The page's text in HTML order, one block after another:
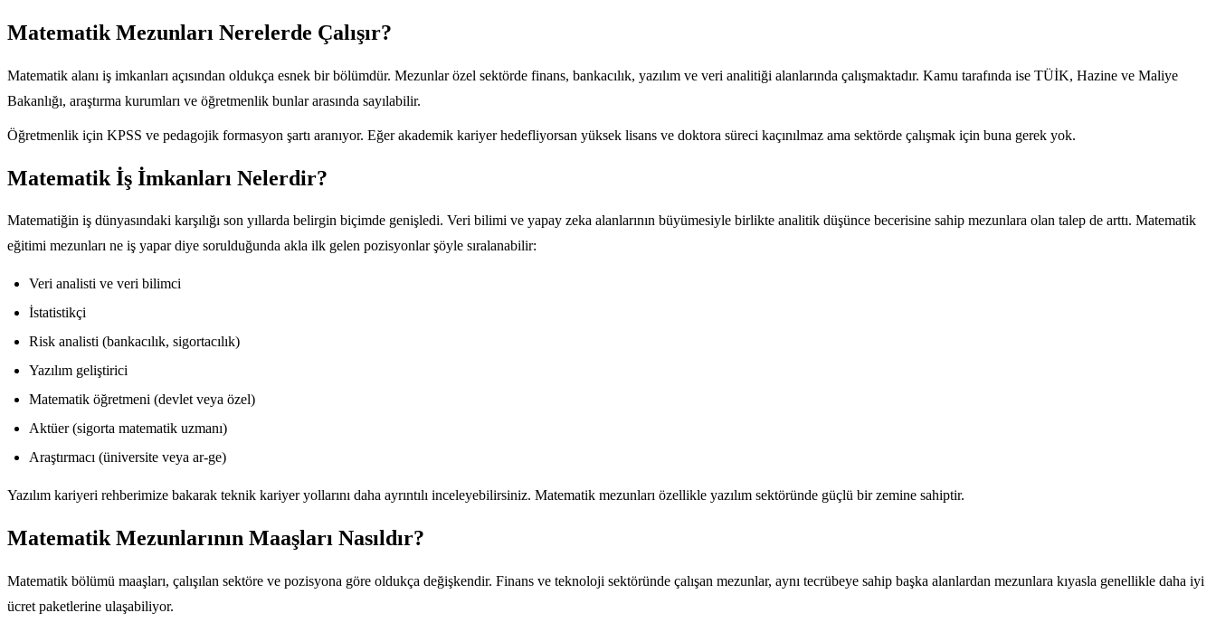
Matematik Mezunları Nerelerde Çalışır?
Matematik alanı iş imkanları açısından oldukça esnek bir bölümdür. Mezunlar özel sektörde finans, bankacılık, yazılım ve veri analitiği alanlarında çalışmaktadır. Kamu tarafında ise TÜİK, Hazine ve Maliye
Bakanlığı, araştırma kurumları ve öğretmenlik bunlar arasında sayılabilir.
Öğretmenlik için KPSS ve pedagojik formasyon şartı aranıyor. Eğer akademik kariyer hedefliyorsan yüksek lisans ve doktora süreci kaçınılmaz ama sektörde çalışmak için buna gerek yok.
Matematik İş İmkanları Nelerdir?
Matematiğin iş dünyasındaki karşılığı son yıllarda belirgin biçimde genişledi. Veri bilimi ve yapay zeka alanlarının büyümesiyle birlikte analitik düşünce becerisine sahip mezunlara olan talep de arttı. Matematik
eğitimi mezunları ne iş yapar diye sorulduğunda akla ilk gelen pozisyonlar şöyle sıralanabilir:
Veri analisti ve veri bilimci
İstatistikçi
Risk analisti (bankacılık, sigortacılık)
Yazılım geliştirici
Matematik öğretmeni (devlet veya özel)
Aktüer (sigorta matematik uzmanı)
Araştırmacı (üniversite veya ar-ge)
Yazılım kariyeri rehberimize bakarak teknik kariyer yollarını daha ayrıntılı inceleyebilirsiniz. Matematik mezunları özellikle yazılım sektöründe güçlü bir zemine sahiptir.
Matematik Mezunlarının Maaşları Nasıldır?
Matematik bölümü maaşları, çalışılan sektöre ve pozisyona göre oldukça değişkendir. Finans ve teknoloji sektöründe çalışan mezunlar, aynı tecrübeye sahip başka alanlardan mezunlara kıyasla genellikle daha iyi
ücret paketlerine ulaşabiliyor.